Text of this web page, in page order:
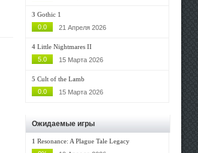
3 Gothic 1
0.0
21 Апреля 2026
4 Little Nightmares II
5.0
15 Марта 2026
5 Cult of the Lamb
0.0
15 Марта 2026
Ожидаемые игры
1 Resonance: A Plague Tale Legacy